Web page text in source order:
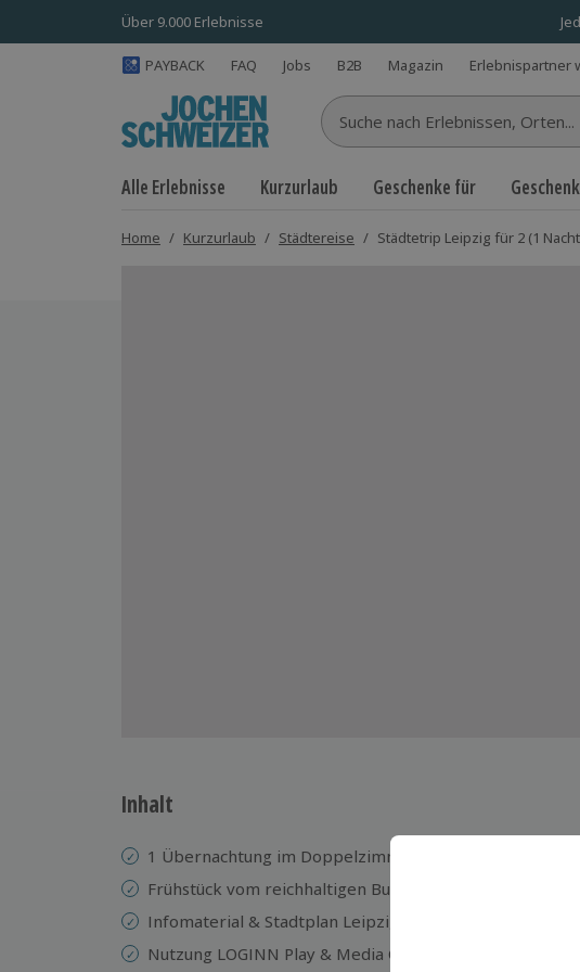
Über 9.000 Erlebnisse
PAYBACK FAQ Jobs B2B Magazin Erlebnispartner
Suche nach Erlebnissen...
Alle Erlebnisse Kurzurlaub Geschenke für
Home / Kurzurlaub / Städtereise / Städtetrip Leipzig für 2 (1
Inhalt
1 Übernachtung im Doppelzimmer im 3* Hotel LOGINN
Frühstück vom reichhaltigen Buffet
Infomaterial & Stadtplan Leipzig & Umland
Nutzung LOGINN Play & Media Corner